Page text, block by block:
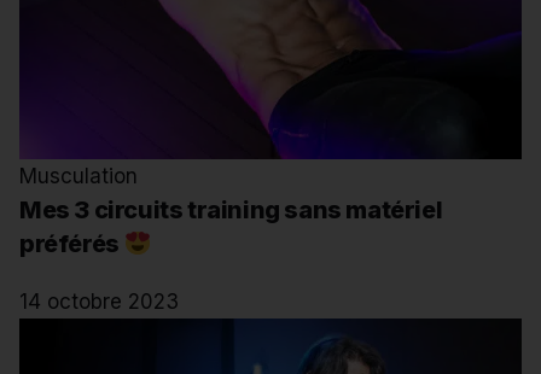
Musculation
Mes 3 circuits training sans matériel
préférés
14 octobre 2023